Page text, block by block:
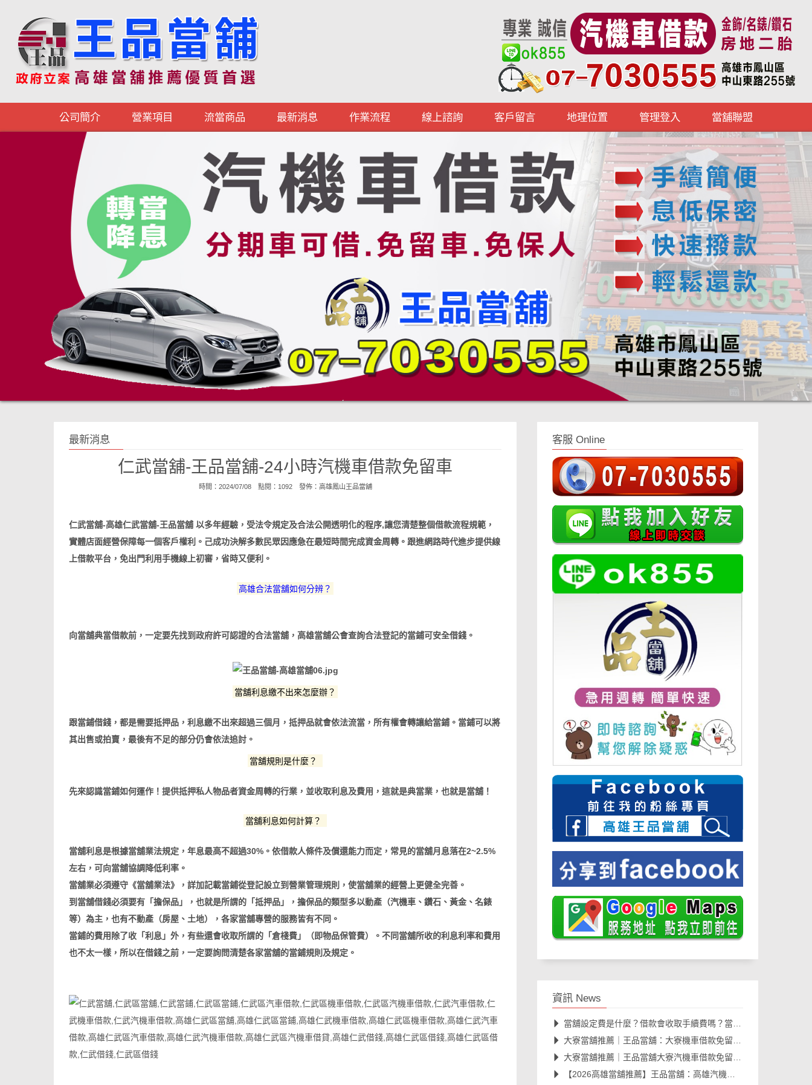
公司簡介 營業項目 流當商品 最新消息 作業流程 線上諮詢 客戶留言 地理位置 管理登入 當舖聯盟
最新消息
仁武當舖-王品當舖-24小時汽機車借款免留車
時間：2024/07/08 點閱：1092 發佈： 高雄鳳山王品當舖
仁武當舖-高雄仁武當舖-王品當舖 以多年經驗，受法令規定及合法公開透明化的程序,讓您清楚整個借款流程規範，
實體店面經營保障每一個客戶權利。己成功決解多數民眾因應急在最短時間完成資金周轉。跟進網路時代進步提供線
上借款平台，免出門利用手機線上初審，省時又便利。
高雄合法當舖如何分辨？
向當舖典當借款前，一定要先找到政府許可認證的合法當舖，高雄當舖公會查詢合法登記的當鋪可安全借錢。
當舖利息繳不出來怎麼辦？
跟當鋪借錢，都是需要抵押品，利息繳不出來超過三個月，抵押品就會依法流當，所有權會轉讓給當鋪。當鋪可以將
其出售或拍賣，最後有不足的部分仍會依法追討。
當舖規則是什麼？
先來認識當鋪如何運作！提供抵押私人物品者資金周轉的行業，並收取利息及費用，這就是典當業，也就是當舖！
當舖利息如何計算？
當舖利息是根據當舖業法規定，年息最高不超過30%。依借款人條件及償還能力而定，常見的當舖月息落在2~2.5%
左右，可向當舖協調降低利率。
當舖業必須遵守《當舖業法》，詳加記載當鋪從登記設立到營業管理規則，使當舖業的經營上更健全完善。
到當舖借錢必須要有「擔保品」，也就是所謂的「抵押品」，擔保品的類型多以動產（汽機車、鑽石、黃金、名錶
等）為主，也有不動產（房屋、土地），各家當舖專營的服務皆有不同。
當鋪的費用除了收「利息」外，有些還會收取所謂的「倉棧費」（即物品保管費）。不同當舖所收的利息利率和費用
也不太一樣，所以在借錢之前，一定要詢問清楚各家當舖的當鋪規則及規定。
客服 Online
資訊 News
當舖設定費是什麼？借款會收取手續費嗎？當舖借款費用與規範一次看懂
大寮當舖推薦｜王品當舖：大寮機車借款免留車、汽車融資合法快速撥款
大寮當舖推薦｜王品當舖大寮汽機車借款免留車，工業區朋友最放心選擇
【2026高雄當舖推薦】王品當舖：高雄汽機車借款免留車、線上安全諮詢、資金周轉大